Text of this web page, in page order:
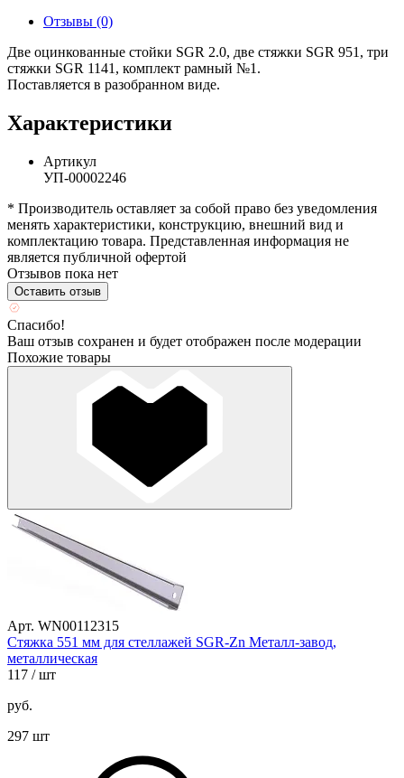
Отзывы (0)
Две оцинкованные стойки SGR 2.0, две стяжки SGR 951, три
стяжки SGR 1141, комплект рамный №1.
Поставляется в разобранном виде.
Характеристики
Артикул
УП-00002246
* Производитель оставляет за собой право без уведомления
менять характеристики, конструкцию, внешний вид и
комплектацию товара. Представленная информация не
является публичной офертой
Отзывов пока нет
Оставить отзыв
Спасибо!
Ваш отзыв сохранен и будет отображен после модерации
Похожие товары
Арт. WN00112315
Стяжка 551 мм для стеллажей SGR-Zn Металл-завод,
металлическая
117 / шт
руб.
297 шт